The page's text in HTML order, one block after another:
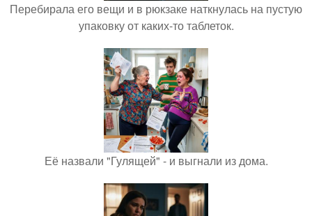
Перебирала его вещи и в рюкзаке наткнулась на пустую
упаковку от каких-то таблеток.
Её назвали "Гулящей" - и выгнали из дома.